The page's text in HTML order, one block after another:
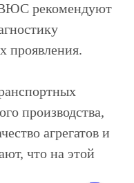
рекомендуют
проявления.
производства,
агрегатов и
что на этой